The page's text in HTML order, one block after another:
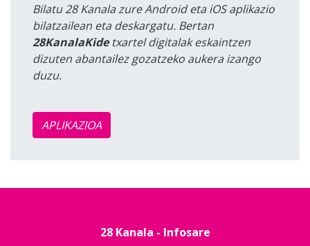
Bilatu 28 Kanala zure Android eta iOS aplikazio
bilatzailean eta deskargatu. Bertan
28KanalaKidetxartel digitalak eskaintzen
dizuten abantailez gozatzeko aukera izango
duzu.
APLIKAZIOA
28 Kanala - Infosare